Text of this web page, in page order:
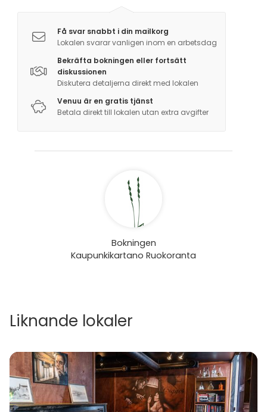
Få svar snabbt i din mailkorg
Lokalen svarar vanligen inom en arbetsdag
Bekräfta bokningen eller fortsätt
diskussionen
Diskutera detaljerna direkt med lokalen
Venuu är en gratis tjänst
Betala direkt till lokalen utan extra avgifter
Bokningen
Kaupunkikartano Ruokoranta
Liknande lokaler